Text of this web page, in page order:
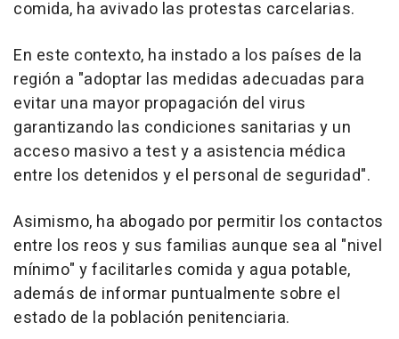
comida, ha avivado las protestas carcelarias.
En este contexto, ha instado a los países de la
región a "adoptar las medidas adecuadas para
evitar una mayor propagación del virus
garantizando las condiciones sanitarias y un
acceso masivo a test y a asistencia médica
entre los detenidos y el personal de seguridad".
Asimismo, ha abogado por permitir los contactos
entre los reos y sus familias aunque sea al "nivel
mínimo" y facilitarles comida y agua potable,
además de informar puntualmente sobre el
estado de la población penitenciaria.